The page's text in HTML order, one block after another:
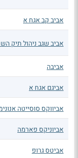
אביב קב אגח א
אביב שגב ניהול תיק
אביבה
אביגם אגח א
אביווקס סוסייטה
אביוניקס פארמה
אביטס גרופ